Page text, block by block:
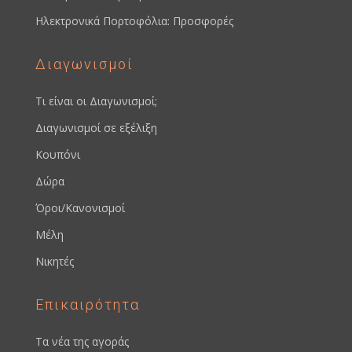
Ηλεκτρονικά Πορτοφόλια: Προσφορές
Διαγωνισμοί
Τι είναι οι Διαγωνισμοί;
Διαγωνισμοί σε εξέλιξη
Κουπόνι
Δώρα
Όροι/Κανονισμοί
Μέλη
Νικητές
Επικαιρότητα
Τα νέα της αγοράς